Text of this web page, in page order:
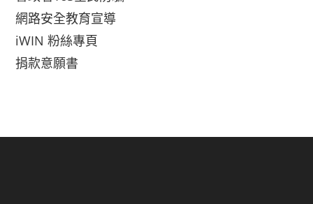
網路安全教育宣導
iWIN 粉絲專頁
捐款意願書